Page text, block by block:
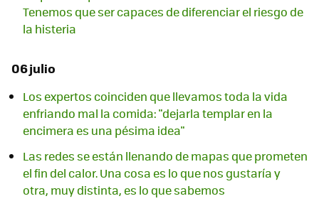
Tenemos que ser capaces de diferenciar el riesgo de
la histeria
06 julio
Los expertos coinciden que llevamos toda la vida
enfriando mal la comida: "dejarla templar en la
encimera es una pésima idea"
Las redes se están llenando de mapas que prometen
el fin del calor. Una cosa es lo que nos gustaría y
otra, muy distinta, es lo que sabemos